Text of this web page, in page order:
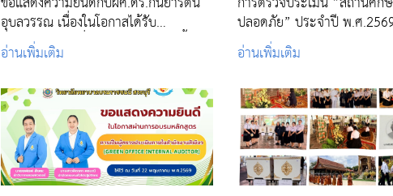
อุบลวรรณ เนื่องในโอกาสได้รับ
พระราชทานเครื่องราชอิสริยาภรณ์ชั้น
สายสะพายประถมาภรณ์มงกุฎไทย
อ่านเพิ่มเติม
ปลอดภัย” ประจำปี พ.ศ
อ่านเพิ่มเติม